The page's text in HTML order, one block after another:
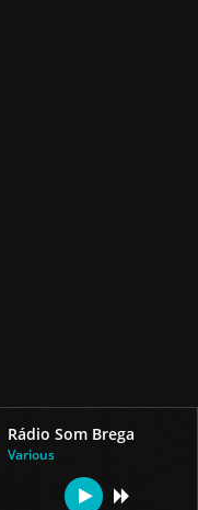
Rádio Som Brega
Various